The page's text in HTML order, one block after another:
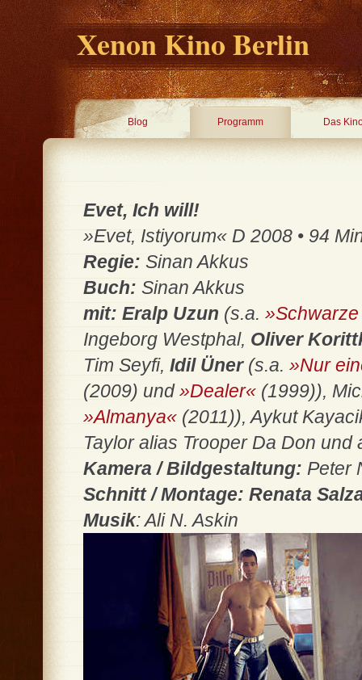
Xenon Kino Berlin
Blog Programm Das
Evet, Ich will!
»Evet, Istiyorum« D 2008 • 94
Regie: Sinan Akkus
Buch: Sinan Akkus
mit: Eralp Uzun (s.a.
Ingeborg Westphal, Oliver
Tim Seyfi, Idil Üner(s.a. »Nur
(2009) und»Dealer« (1999)),
»Almanya« (2011)), Aykut
Taylor alias Trooper Da Don und
Kamera / Bildgestaltung: Peter
Schnitt / Montage: Renata
Musik: Ali N. Askin